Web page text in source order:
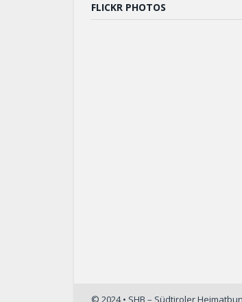
FLICKR PHOTOS
© 2024 • SHB – Südtiroler